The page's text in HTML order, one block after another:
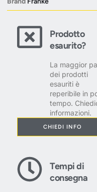
Prodotto
esaurito?
La maggior
dei prodotti
esauriti è
reperibile in
tempo.
informazioni.
CHIEDI INFO
Tempi di
consegna